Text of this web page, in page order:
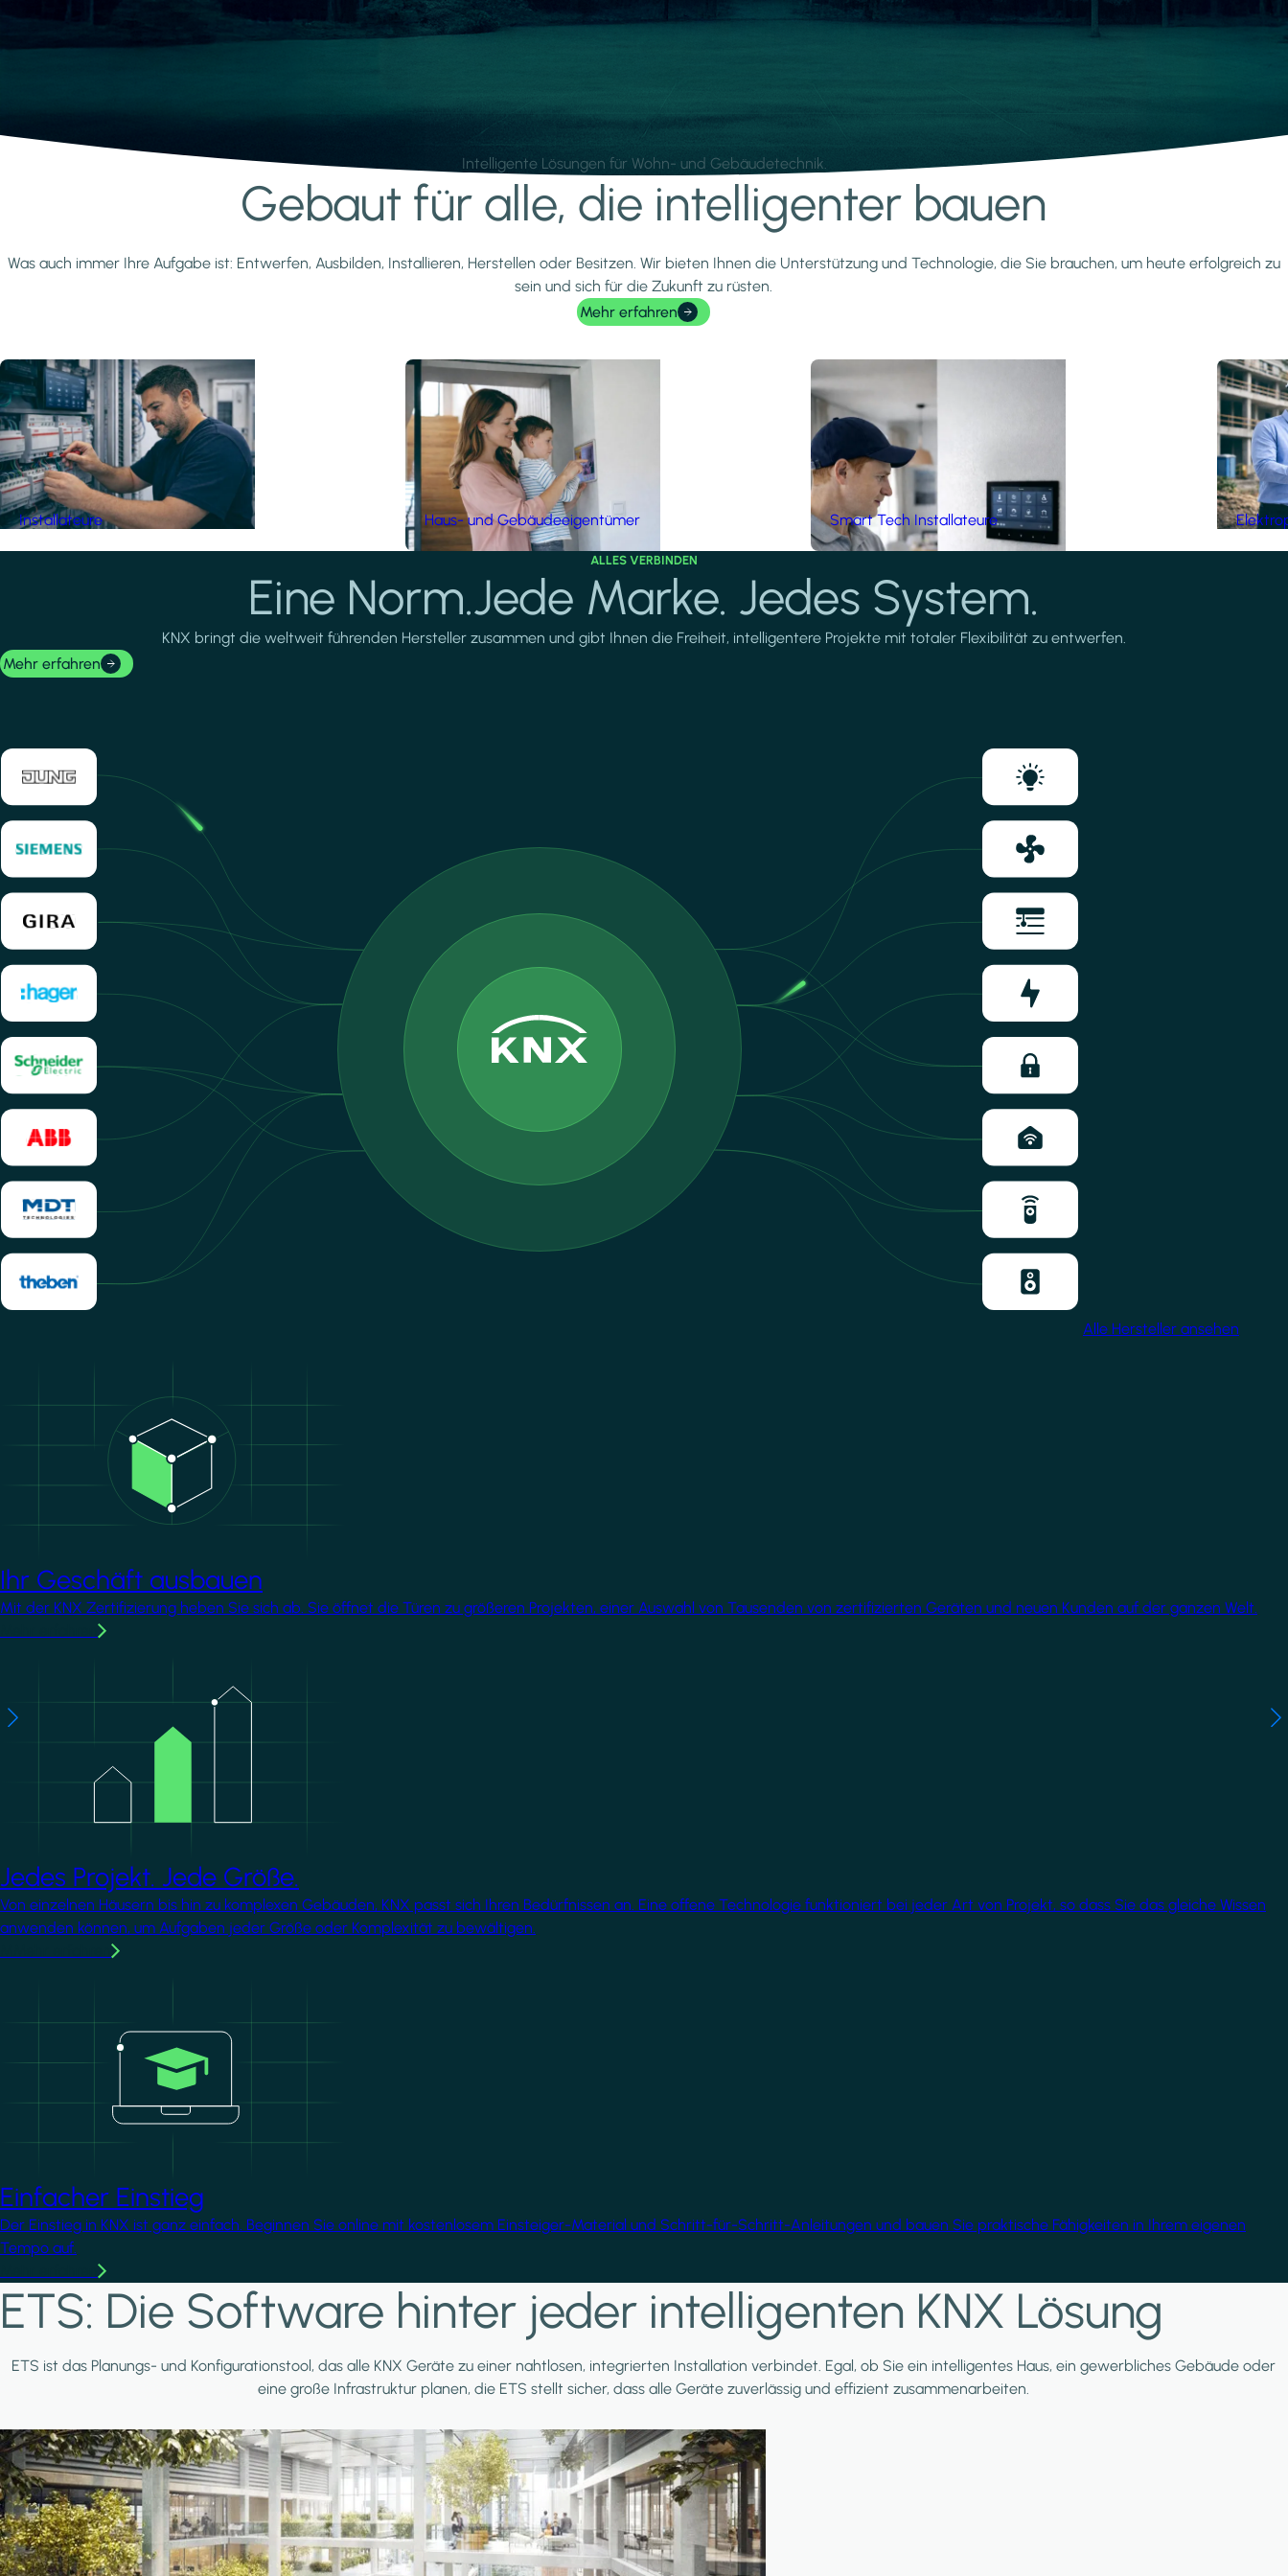
Intelligente Lösungen für Wohn- und Gebäudetechnik.
Gebaut für alle, die intelligenter bauen
Was auch immer Ihre Aufgabe ist: Entwerfen, Ausbilden, Installieren, Herstellen oder Besitzen. Wir bieten Ihnen die Unterstützung und Technologie, die Sie brauchen, um heute erfolgreich zu
sein und sich für die Zukunft zu rüsten.
Mehr erfahren
Installateure Haus- und Gebäudeeigentümer Smart Tech Installateure
ALLES VERBINDEN
Eine Norm.Jede Marke. Jedes System.
KNX bringt die weltweit führenden Hersteller zusammen und gibt Ihnen die Freiheit, intelligentere Projekte mit totaler Flexibilität zu entwerfen.
Mehr erfahren
Alle Hersteller ansehen
Ihr Geschäft ausbauen
Mit der KNX Zertifizierung heben Sie sich ab. Sie öffnet die Türen zu größeren Projekten, einer Auswahl von Tausenden von zertifizierten Geräten und neuen Kunden auf der ganzen Welt.
Jedes Projekt. Jede Größe.
Von einzelnen Häusern bis hin zu komplexen Gebäuden, KNX passt sich Ihren Bedürfnissen an. Eine offene Technologie funktioniert bei jeder Art von Projekt, so dass Sie das gleiche Wissen
anwenden können, um Aufgaben jeder Größe oder Komplexität zu bewältigen.
Einfacher Einstieg
Der Einstieg in KNX ist ganz einfach. Beginnen Sie online mit kostenlosem Einsteiger-Material und Schritt-für-Schritt-Anleitungen und bauen Sie praktische Fähigkeiten in Ihrem eigenen
Tempo auf.
ETS: Die Software hinter jeder intelligenten KNX Lösung
ETS ist das Planungs- und Konfigurationstool, das alle KNX Geräte zu einer nahtlosen, integrierten Installation verbindet. Egal, ob Sie ein intelligentes Haus, ein gewerbliches Gebäude oder
eine große Infrastruktur planen, die ETS stellt sicher, dass alle Geräte zuverlässig und effizient zusammenarbeiten.